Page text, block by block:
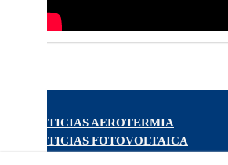
NOTICIAS AEROTERMIA
NOTICIAS FOTOVOLTAICA